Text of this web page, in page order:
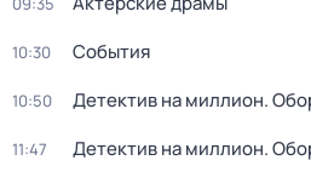
10:30 События
10:50 Детектив на миллион.
11:47 Детектив на миллион.